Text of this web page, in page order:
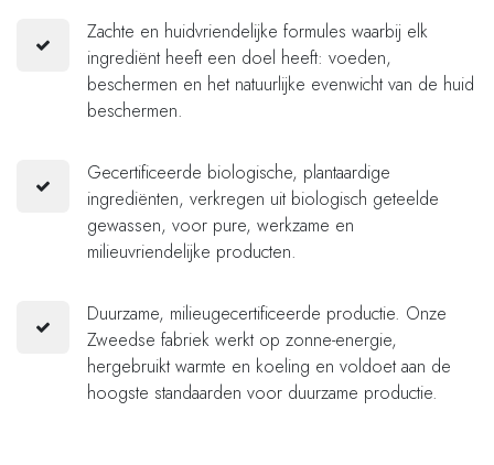
Zachte en huidvriendelijke formules waarbij elk
ingrediënt heeft een doel heeft: voeden,
beschermen en het natuurlijke evenwicht van de huid
beschermen.
Gecertificeerde biologische, plantaardige
ingrediënten, verkregen uit biologisch geteelde
gewassen, voor pure, werkzame en
milieuvriendelijke producten.
Duurzame, milieugecertificeerde productie. Onze
Zweedse fabriek werkt op zonne-energie,
hergebruikt warmte en koeling en voldoet aan de
hoogste standaarden voor duurzame productie.